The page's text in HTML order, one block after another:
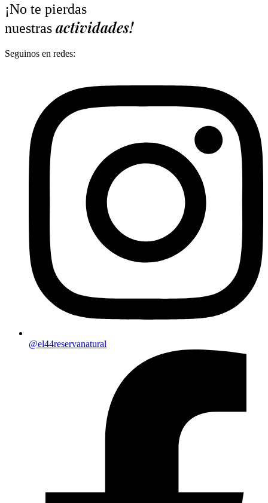
¡No te pierdas
nuestras actividades!
Seguinos en redes:
@el44reservanatural